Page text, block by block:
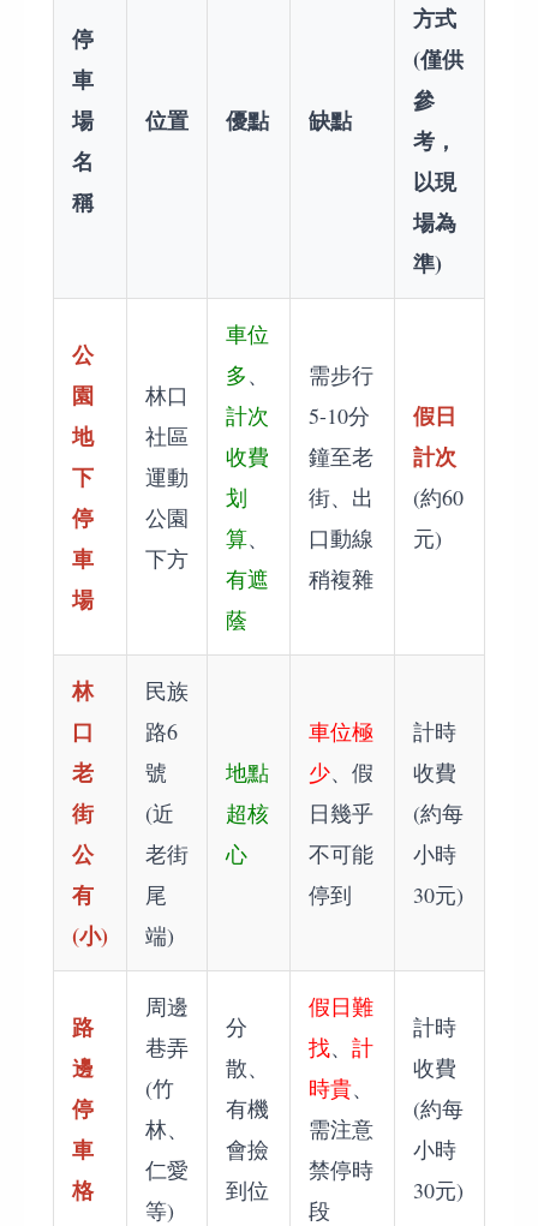
停
車
場
名
稱
位置 優點 缺點
方式
(僅供
參
考，
以現
場為
準)
公
園
地
下
停
車
場
林口
社區
運動
公園
下方
車位
多、
計次
收費
划
算、
有遮
蔭
需步行
5-10分
鐘至老
街、出
口動線
稍複雜
假日
計次
(約60
元)
林
口
老
街
公
有
(小)
民族
路6
號
(近
老街
尾
端)
地點
超核
心
車位極
少、假
日幾乎
不可能
停到
計時
收費
(約每
小時
30元)
路
邊
停
車
格
周邊
巷弄
(竹
林、
仁愛
等)
分
散、
有機
會撿
到位
假日難
找、 計
時貴、
需注意
禁停時
段
計時
收費
(約每
小時
30元)